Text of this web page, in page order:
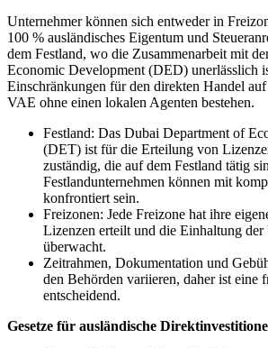
Unternehmer können sich entweder in
100 % ausländisches Eigentum und
dem Festland, wo die Zusammenarbeit mit
Economic Development (DED) unerlässlich
Einschränkungen für den direkten Handel
VAE ohne einen lokalen Agenten bestehen.
Festland: Das Dubai Department of
(DET) ist für die Erteilung von
zuständig, die auf dem Festland tätig
Festlandunternehmen können mit
konfrontiert sein.
Freizonen: Jede Freizone hat ihre
Lizenzen erteilt und die Einhaltung der
überwacht.
Zeitrahmen, Dokumentation und
den Behörden variieren, daher ist eine
entscheidend.
Gesetze für ausländische